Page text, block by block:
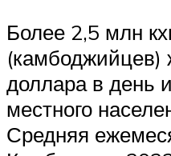
Более 2,5 млн
(камбоджийцев)
доллара в день
местного
Средняя